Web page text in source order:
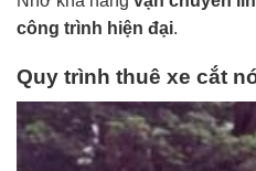
công trình hiện đại.
Quy trình thuê xe cắt